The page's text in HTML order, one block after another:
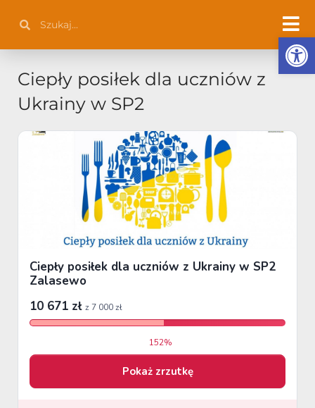
treści
Ciepły posiłek dla uczniów z
Ukrainy w SP2